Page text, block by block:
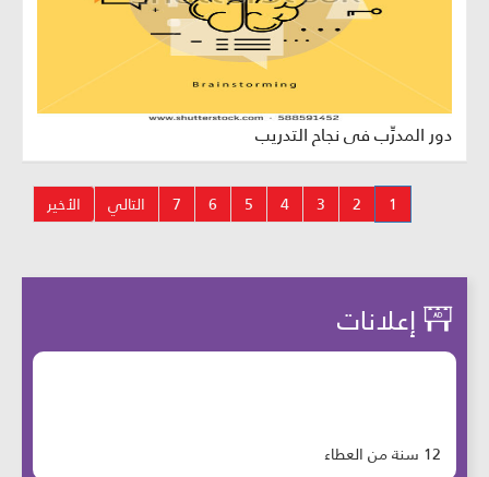
دور المدرِّب في نجاح التدريب
1
2
3
4
5
6
7 التالي الأخير
إعلانات
12 سنة من العطاء